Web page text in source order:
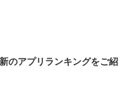
のアプリランキングをご紹